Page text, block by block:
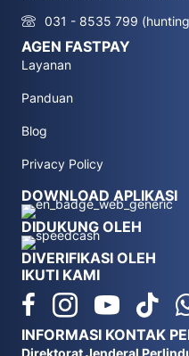
031 - 8535 799
AGEN FASTPAY
Layanan
Panduan
Blog
Privacy Policy
DOWNLOAD APLIKASI
DIDUKUNG OLEH
DIVERIFIKASI OLEH
IKUTI KAMI
INFORMASI KONTAK
Direktorat Jenderal